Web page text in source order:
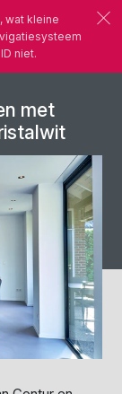
met
wat kleine
niet.